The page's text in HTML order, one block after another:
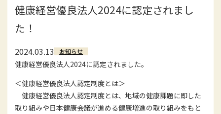
健康経営優良法人2024に認定されまし
た！
2024.03.13 お知らせ
健康経営優良法人2024に認定されました。
＜健康経営優良法人認定制度とは＞
健康経営優良法人認定制度とは、地域の健康課題に即した
取り組みや日本健康会議が進める健康増進の取り組みをもと